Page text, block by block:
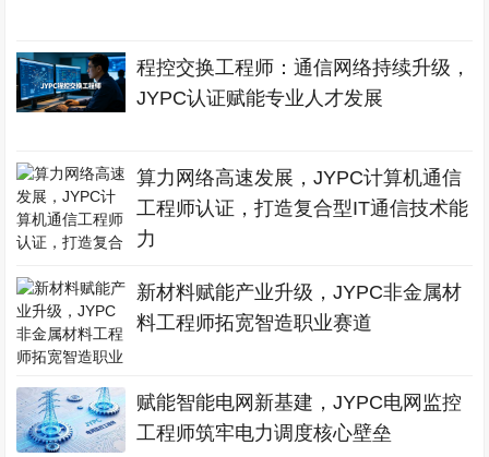
程控交换工程师：通信网络持续升级，
JYPC认证赋能专业人才发展
算力网络高速发展，JYPC计算机通信
工程师认证，打造复合型IT通信技术能
力
新材料赋能产业升级，JYPC非金属材
料工程师拓宽智造职业赛道
赋能智能电网新基建，JYPC电网监控
工程师筑牢电力调度核心壁垒